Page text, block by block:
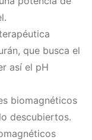
que busca el
así el pH
biomagnéticos
descubiertos.